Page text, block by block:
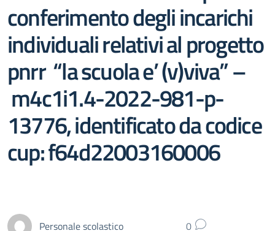
conferimento degli incarichi
individuali relativi al progetto
pnrr “la scuola e’ (v)viva” –
m4c1i1.4-2022-981-p-
13776, identificato da codice
cup: f64d22003160006
Personale scolastico 0